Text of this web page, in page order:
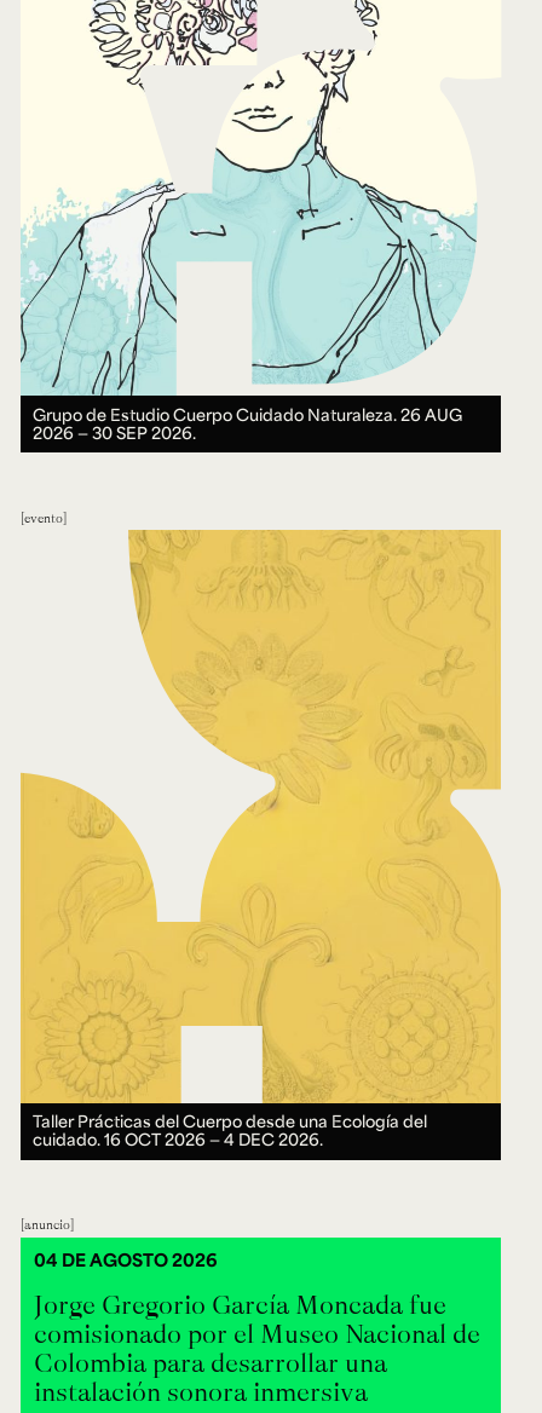
Grupo de Estudio Cuerpo Cuidado Naturaleza.26 AUG
2026 ― 30 SEP 2026.
evento
Taller Prácticas del Cuerpo desde una Ecología del
cuidado.16 OCT 2026 ― 4 DEC 2026.
anuncio
Jorge Gregorio García Moncada fue
comisionado por el Museo Nacional de
Colombia para desarrollar una
instalación sonora inmersiva
04 DE AGOSTO 2026